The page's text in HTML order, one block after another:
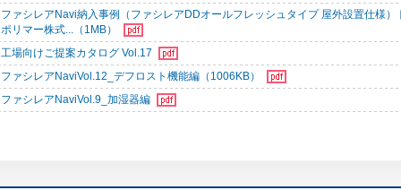
ファシレアNavi納入事例（ファシレアDDオールフレッシュタイプ 屋外設置仕様）
ポリマー株式...（1MB）
工場向けご提案カタログ Vol.17
ファシレアNaviVol.12_デフロスト機能編（1006KB）
ファシレアNaviVol.9_加湿器編